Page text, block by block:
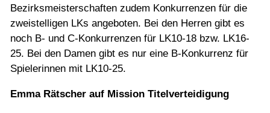
Bezirksmeisterschaften zudem Konkurrenzen für die
zweistelligen LKs angeboten. Bei den Herren gibt es
noch B- und C-Konkurrenzen für LK10-18 bzw. LK16-
25. Bei den Damen gibt es nur eine B-Konkurrenz für
Spielerinnen mit LK10-25.
Emma Rätscher auf Mission Titelverteidigung